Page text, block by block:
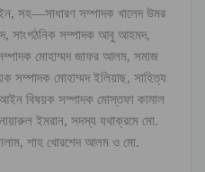
সহ—সাধারণ সম্পাদক খালেদ উমর
সাংগঠনিক সম্পাদক আবু আহমদ,
মোহাম্মদ জাফর আলম, সমাজ
সম্পাদক মোহাম্মদ ইলিয়াছ, সাহিত্য
আইন বিষয়ক সম্পাদক মোস্তফা কামাল
ইমরান, সদস্য যথাক্রমে মো.
শাহ খোরশেদ আলম ও মো.